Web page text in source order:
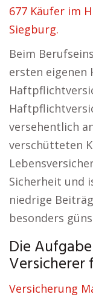
677 Käufer im
Siegburg.
Beim
ersten eigenen
versehentlich
verschütteten
Sicherheit und
niedrige
besonders
Die
Versicherer
Versicherung